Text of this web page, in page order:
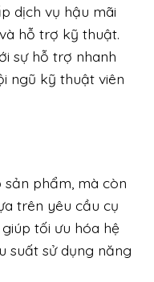
dịch vụ hậu mãi
hỗ trợ kỹ thuật.
sự hỗ trợ nhanh
ngũ kỹ thuật viên
phẩm, mà còn
trên yêu cầu cụ
tối ưu hóa hệ
suất sử dụng năng